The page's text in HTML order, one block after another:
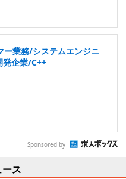
ー業務/システムエンジニ
発企業/C++
Sponsored by
ス